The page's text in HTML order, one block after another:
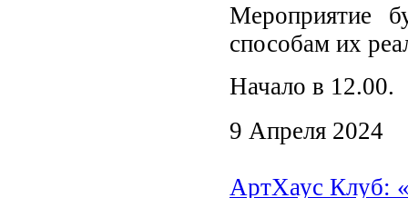
Мероприятие
способам их
Начало в 12.00.
9 Апреля 2024
АртХаус Клуб: